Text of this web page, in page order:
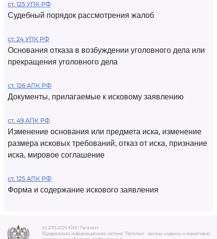
ст. 125 УПК РФ
Судебный порядок рассмотрения жалоб
ст. 24 УПК РФ
Основания отказа в возбуждении уголовного дела или
прекращения уголовного дела
ст. 126 АПК РФ
Документы, прилагаемые к исковому заявлению
ст. 49 АПК РФ
Изменение основания или предмета иска, изменение
размера исковых требований, отказ от иска, признание
иска, мировое соглашение
ст. 125 АПК РФ
Форма и содержание искового заявления
(c) 2015-2026 ЮИС Легалакт
Юридическая информационная система "Легалакт - законы, кодексы и нормативно-